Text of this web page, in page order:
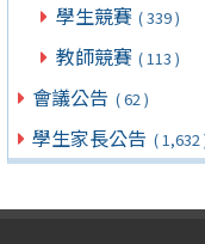
學生競賽 ( 339 )
教師競賽 ( 113 )
會議公告 ( 62 )
學生家長公告 ( 1,632